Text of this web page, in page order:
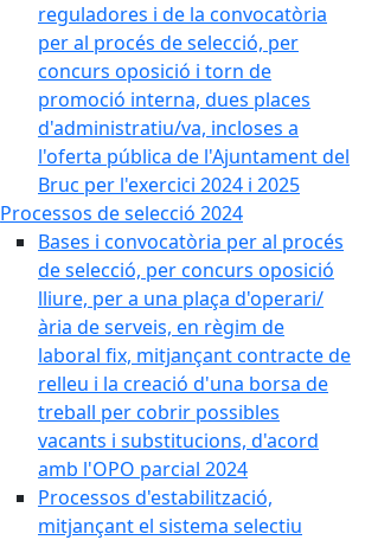
reguladores i de la convocatòria
per al procés de selecció, per
concurs oposició i torn de
promoció interna, dues places
d'administratiu/va, incloses a
l'oferta pública de l'Ajuntament del
Bruc per l'exercici 2024 i 2025
Processos de selecció 2024
Bases i convocatòria per al procés
de selecció, per concurs oposició
lliure, per a una plaça d'operari/
ària de serveis, en règim de
laboral fix, mitjançant contracte de
relleu i la creació d'una borsa de
treball per cobrir possibles
vacants i substitucions, d'acord
amb l'OPO parcial 2024
Processos d'estabilització,
mitjançant el sistema selectiu